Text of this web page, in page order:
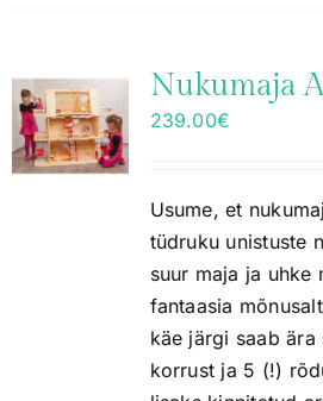
Nukumaja
239.00€
Usume, et
tüdruku unistuste
suur maja ja uhke
fantaasia
käe järgi saab ära
korrust ja 5 (!)